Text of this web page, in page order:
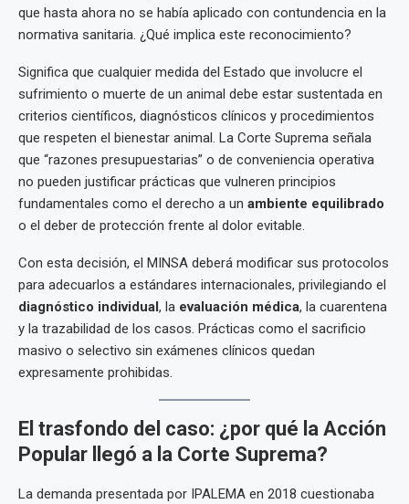
que hasta ahora no se había aplicado con contundencia en la
normativa sanitaria. ¿Qué implica este reconocimiento?
Significa que cualquier medida del Estado que involucre el
sufrimiento o muerte de un animal debe estar sustentada en
criterios científicos, diagnósticos clínicos y procedimientos
que respeten el bienestar animal. La Corte Suprema señala
que “razones presupuestarias” o de conveniencia operativa
no pueden justificar prácticas que vulneren principios
fundamentales como el derecho a un ambiente equilibrado
o el deber de protección frente al dolor evitable.
Con esta decisión, el MINSA deberá modificar sus protocolos
para adecuarlos a estándares internacionales, privilegiando el
diagnóstico individual, la evaluación médica, la cuarentena
y la trazabilidad de los casos. Prácticas como el sacrificio
masivo o selectivo sin exámenes clínicos quedan
expresamente prohibidas.
El trasfondo del caso: ¿por qué la Acción
Popular llegó a la Corte Suprema?
La demanda presentada por IPALEMA en 2018 cuestionaba